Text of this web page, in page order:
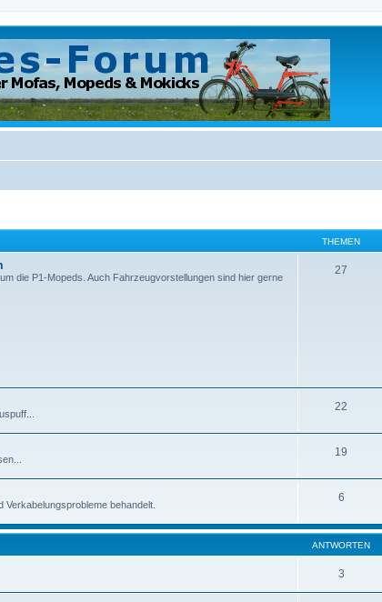
THEMEN
die P1-Mopeds. Auch Fahrzeugvorstellungen sind hier gerne
27
22
19
behandelt.
6
ANTWORTEN
3